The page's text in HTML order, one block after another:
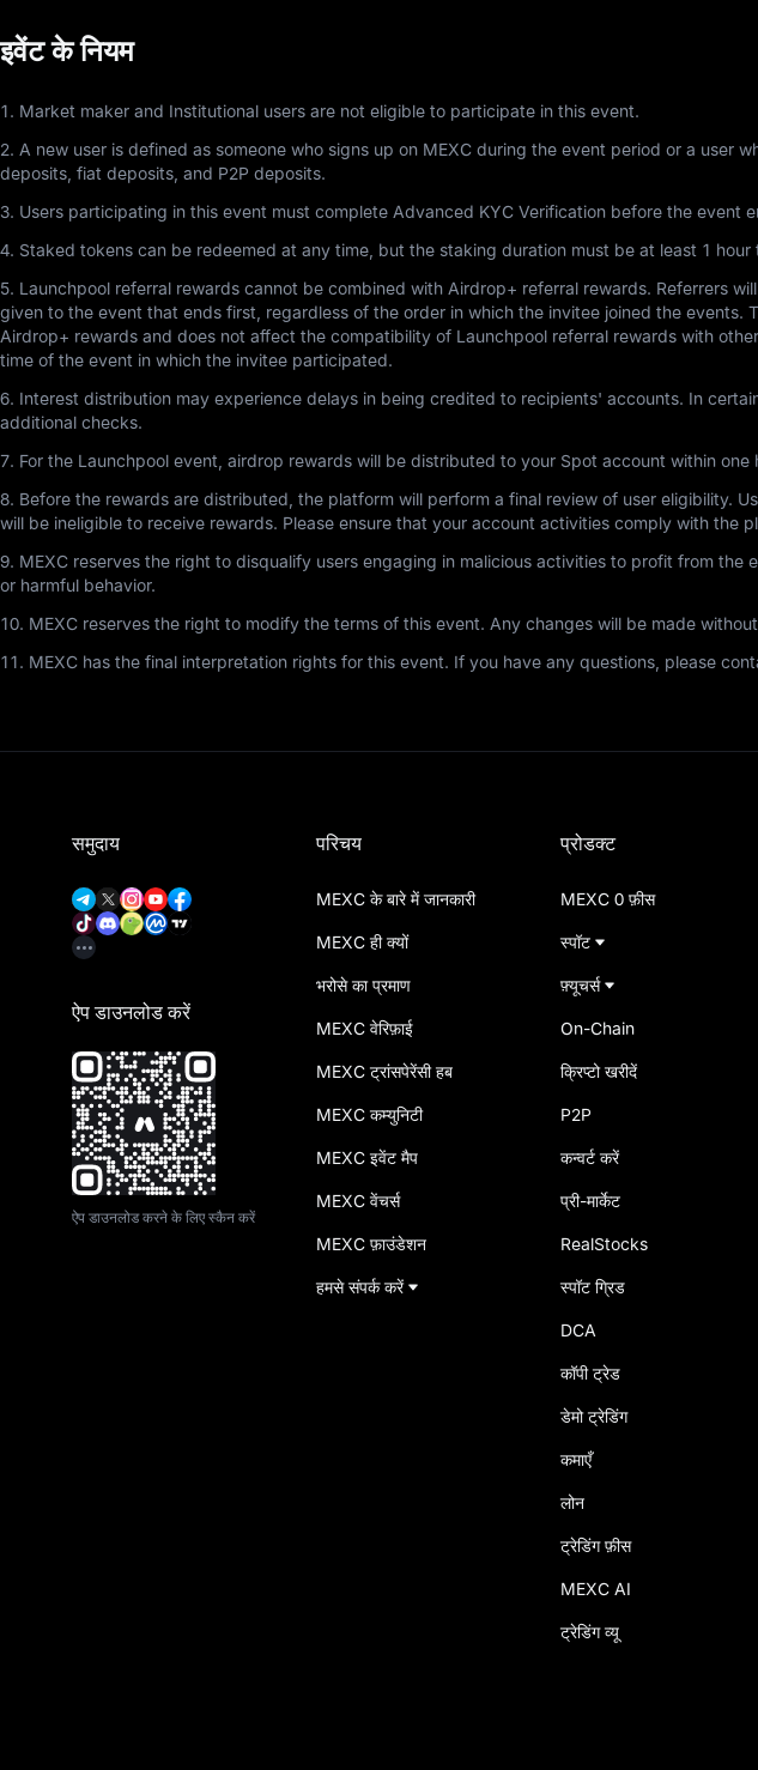
इवेंट के नियम
1. Market maker and Institutional users are not eligible to participate in this event.
2. A new user is defined as someone who signs up on MEXC during the event period or a
deposits, fiat deposits, and P2P deposits.
3. Users participating in this event must complete Advanced KYC Verification before the event
4. Staked tokens can be redeemed at any time, but the staking duration must be at least 1 hour
5. Launchpool referral rewards cannot be combined with Airdrop+ referral rewards. Referrers
given to the event that ends first, regardless of the order in which the invitee joined the
Airdrop+ rewards and does not affect the compatibility of Launchpool referral rewards with
time of the event in which the invitee participated.
6. Interest distribution may experience delays in being credited to recipients' accounts. In
additional checks.
7. For the Launchpool event, airdrop rewards will be distributed to your Spot account within
8. Before the rewards are distributed, the platform will perform a final review of user eligibility.
will be ineligible to receive rewards. Please ensure that your account activities comply with the
9. MEXC reserves the right to disqualify users engaging in malicious activities to profit from
or harmful behavior.
10. MEXC reserves the right to modify the terms of this event. Any changes will be made
11. MEXC has the final interpretation rights for this event. If you have any questions, please
समुदाय
ऐप डाउनलोड करें
ऐप डाउनलोड करने के लिए स्कैन करें
परिचय
MEXC के बारे में जानकारी
MEXC ही क्यों
भरोसे का प्रमाण
MEXC वेरिफ़ाई
MEXC ट्रांसपेरेंसी हब
MEXC कम्युनिटी
MEXC इवेंट मैप
MEXC वेंचर्स
MEXC फ़ाउंडेशन
हमसे संपर्क करें
प्रोडक्ट
MEXC 0 फ़ीस
स्पॉट
फ़्यूचर्स
On-Chain
क्रिप्टो खरीदें
P2P
कन्वर्ट करें
प्री-मार्केट
RealStocks
स्पॉट ग्रिड
DCA
कॉपी ट्रेड
डेमो ट्रेडिंग
कमाएँ
लोन
ट्रेडिंग फ़ीस
MEXC AI
ट्रेडिंग व्यू